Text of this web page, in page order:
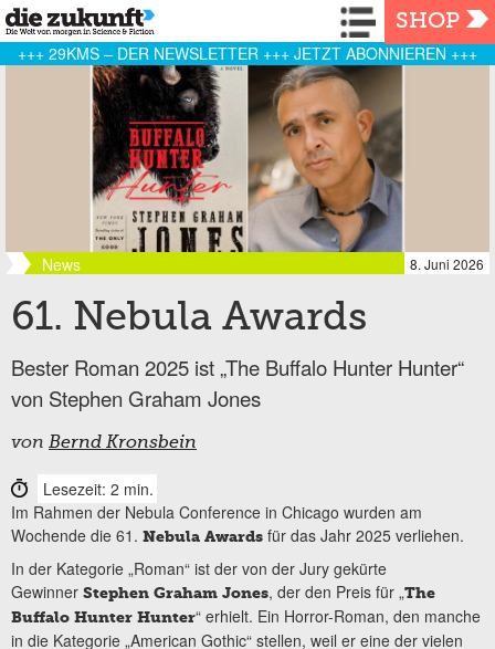
Navigation
SHOP
+++ 29KMS – DER NEWSLETTER +++ JETZT ABONNIEREN +++
News 8. Juni 2026
61. Nebula Awards
Bester Roman 2025 ist „The Buffalo Hunter Hunter“
von Stephen Graham Jones
von Bernd Kronsbein
Lesezeit: 2 min.
Im Rahmen der Nebula Conference in Chicago wurden am
Wochende die 61. Nebula Awards für das Jahr 2025 verliehen.
In der Kategorie „Roman“ ist der von der Jury gekürte
Gewinner Stephen Graham Jones, der den Preis für „The
Buffalo Hunter Hunter“ erhielt. Ein Horror-Roman, den manche
in die Kategorie „American Gothic“ stellen, weil er eine der vielen